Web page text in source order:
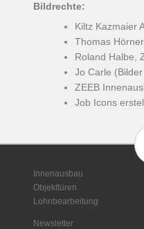
Bildrechte:
Kiltz Kazmaier
Thomas
Roland Halbe,
Jo Carle
ZEEB
Job Icons
Innenausbau
Objekttüren
Lohnbearbeitung
Newsletter